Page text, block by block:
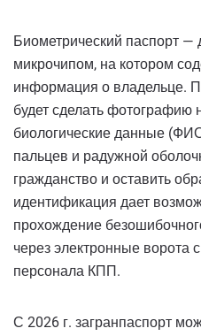
Биометрический паспорт —
микрочипом, на котором
информация о владельце.
будет сделать фотографию
биологические данные
пальцев и радужной
гражданство и оставить
идентификация дает
прохождение
через электронные ворота
персонала КПП.
С 2026 г. загранпаспорт